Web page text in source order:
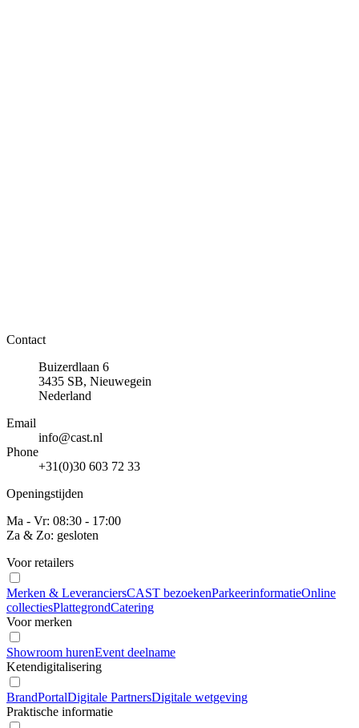
Contact
Buizerdlaan 6
3435 SB, Nieuwegein
Nederland
Email
info@cast.nl
Phone
+31(0)30 603 72 33
Openingstijden
Ma - Vr: 08:30 - 17:00
Za & Zo: gesloten
Voor retailers
Merken & LeveranciersCAST bezoekenParkeerinformatieOnline
collectiesPlattegrondCatering
Voor merken
Showroom hurenEvent deelname
Ketendigitalisering
BrandPortalDigitale PartnersDigitale wetgeving
Praktische informatie